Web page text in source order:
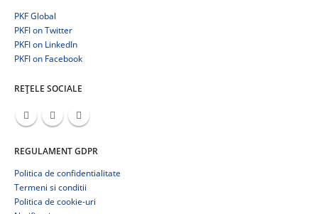
PKF Global
PKFI on Twitter
PKFI on LinkedIn
PKFI on Facebook
REȚELE SOCIALE
REGULAMENT GDPR
Politica de confidentialitate
Termeni si conditii
Politica de cookie-uri